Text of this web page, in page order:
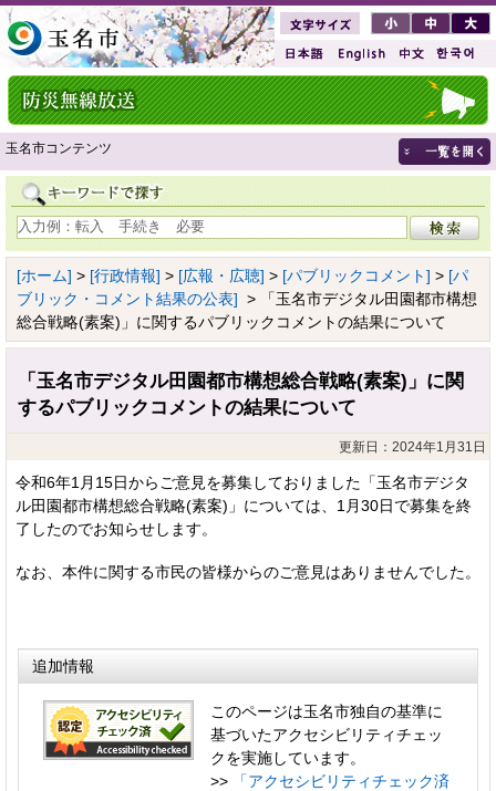
玉名市コンテンツ
[ホーム] > [行政情報] > [広報・広聴] > [パブリックコメント] > [パ
ブリック・コメント結果の公表] > 「玉名市デジタル田園都市構想
総合戦略(素案)」に関するパブリックコメントの結果について
「玉名市デジタル田園都市構想総合戦略(素案)」に関
するパブリックコメントの結果について
更新日：2024年1月31日
令和6年1月15日からご意見を募集しておりました「玉名市デジタ
ル田園都市構想総合戦略(素案)」については、1月30日で募集を終
了したのでお知らせします。
なお、本件に関する市民の皆様からのご意見はありませんでした。
追加情報
このページは玉名市独自の基準に
基づいたアクセシビリティチェッ
クを実施しています。
>>
「アクセシビリティチェック済